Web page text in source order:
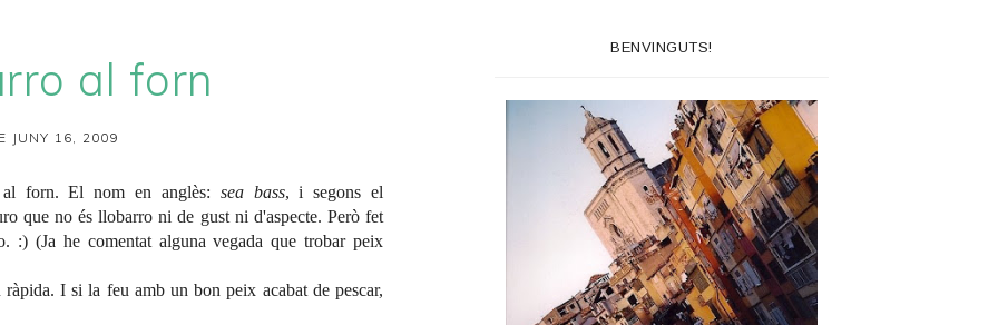
al forn
JUNY 16, 2009
forn. El nom en anglès: sea bass, i segons el
que no és llobarro ni de gust ni d'aspecte. Però fet
:) (Ja he comentat alguna vegada que trobar peix
I si la feu amb un bon peix acabat de pescar,
BENVINGUTS!